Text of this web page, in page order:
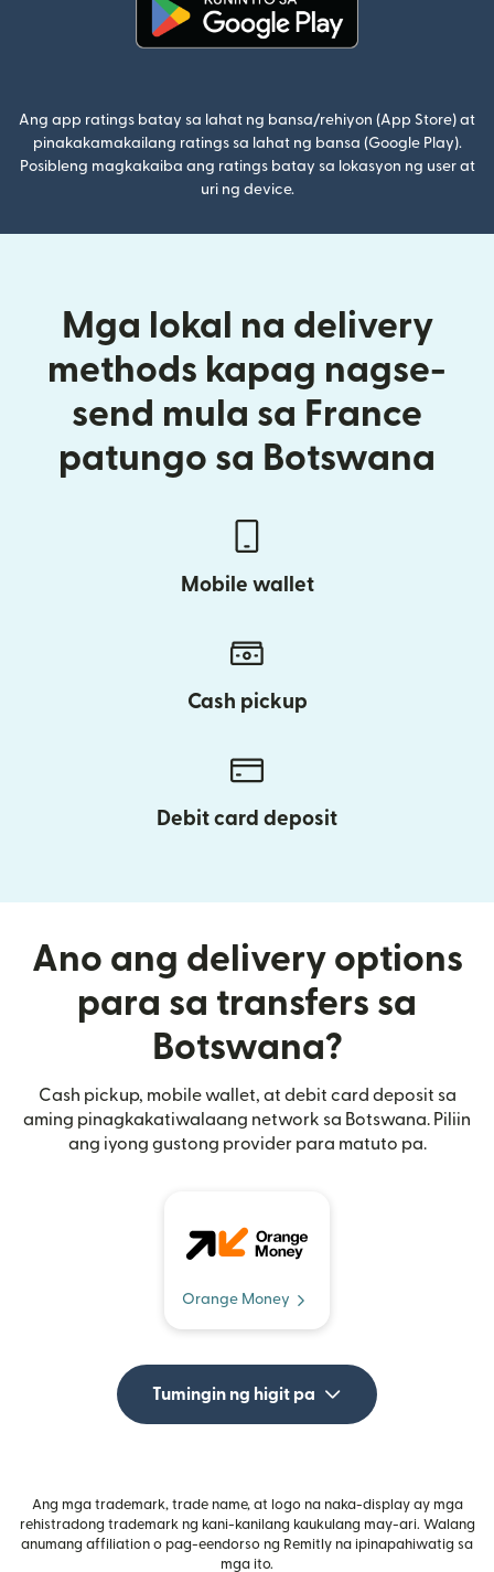
Ang app ratings batay sa lahat ng bansa/rehiyon (App Store) at
pinakakamakailang ratings sa lahat ng bansa (Google Play).
Posibleng magkakaiba ang ratings batay sa lokasyon ng user at
uri ng device.
Mga lokal na delivery
methods kapag nagse-
send mula sa France
patungo sa Botswana
Mobile wallet
Cash pickup
Debit card deposit
Ano ang delivery options
para sa transfers sa
Botswana?
Cash pickup, mobile wallet, at debit card deposit sa
aming pinagkakatiwalaang network sa Botswana. Piliin
ang iyong gustong provider para matuto pa.
Orange Money
Tumingin ng higit pa
Ang mga trademark, trade name, at logo na naka-display ay mga
rehistradong trademark ng kani-kanilang kaukulang may-ari. Walang
anumang affiliation o pag-eendorso ng Remitly na ipinapahiwatig sa
mga ito.